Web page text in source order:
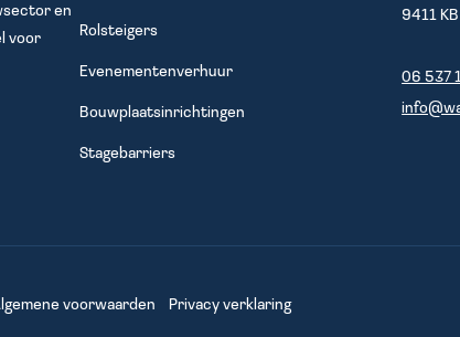
en
voor
Rolsteigers
Evenementenverhuur
Bouwplaatsinrichtingen
Stagebarriers
9411
06 537
voorwaarden Privacy verklaring